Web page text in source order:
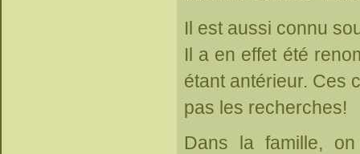
Il est aussi connu
Il a en effet été
étant antérieur. Ces
pas les recherches!
Dans la famille,